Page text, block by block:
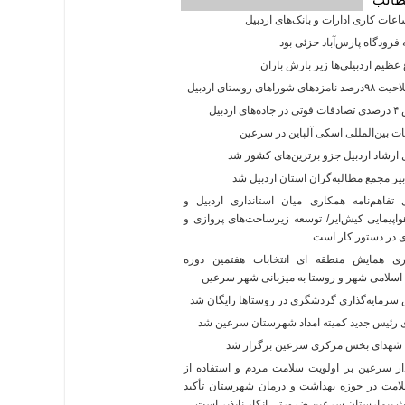
کاری ادارات و بانک‌های اردبیل
فرودگاه پارس‌‌آباد جزئی بود
عظیم اردبیلی‌ها زیر بارش باران
روستای اردبیل
بین‌المللی اسکی آلپاین در سرعین
ارشاد اردبیل جزو برترین‌های کشور شد
مجمع مطالبه‌گران استان اردبیل شد
همکاری میان استانداری اردبیل و
کیش‌ایر/ توسعه زیرساخت‌های پروازی و
در دستور کار است
همایش منطقه ای انتخابات هفتمین دوره
شهر و روستا به میزبانی شهر سرعین
گردشگری در روستاها رایگان شد
جدید کمیته امداد شهرستان سرعین شد
شهدای بخش مرکزی سرعین برگزار شد
سرعین بر اولویت سلامت مردم و استفاده از
در حوزه بهداشت و درمان شهرستان تأکید